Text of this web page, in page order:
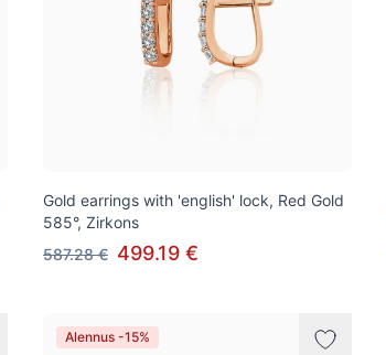
Gold earrings with 'english' lock, Red Gold
585°, Zirkons
587.28 € 499.19 €
Alennus -15%